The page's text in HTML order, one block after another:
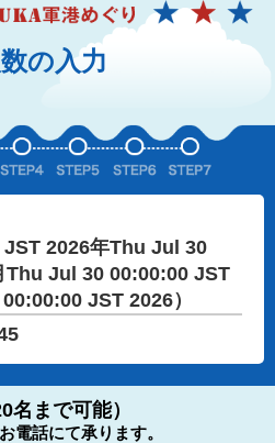
の入力
2026年Thu Jul 30
Thu Jul 30 00:00:00 JST
JST 2026）
名まで可能）
電話にて承ります。